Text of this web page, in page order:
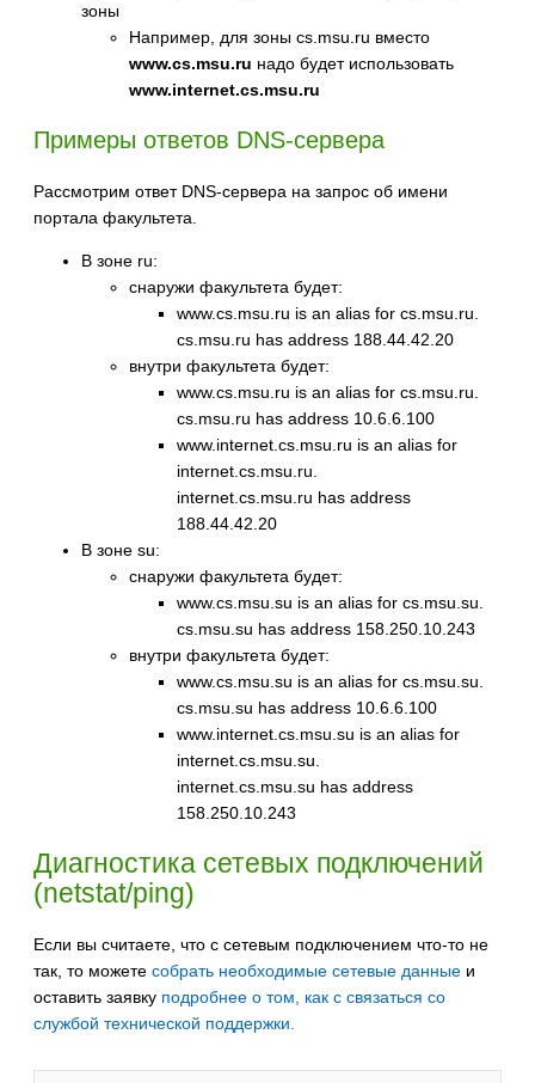
зоны
Например, для зоны cs.msu.ru вместо
www.cs.msu.ru надо будет использовать
www.internet.cs.msu.ru
Примеры ответов DNS-сервера
Рассмотрим ответ DNS-сервера на запрос об имени
портала факультета.
В зоне ru:
снаружи факультета будет:
www.cs.msu.ru is an alias for cs.msu.ru.
cs.msu.ru has address 188.44.42.20
внутри факультета будет:
www.cs.msu.ru is an alias for cs.msu.ru.
cs.msu.ru has address 10.6.6.100
www.internet.cs.msu.ru is an alias for
internet.cs.msu.ru.
internet.cs.msu.ru has address
188.44.42.20
В зоне su:
снаружи факультета будет:
www.cs.msu.su is an alias for cs.msu.su.
cs.msu.su has address 158.250.10.243
внутри факультета будет:
www.cs.msu.su is an alias for cs.msu.su.
cs.msu.su has address 10.6.6.100
www.internet.cs.msu.su is an alias for
internet.cs.msu.su.
internet.cs.msu.su has address
158.250.10.243
Диагностика сетевых подключений
(netstat/ping)
Если вы считаете, что с сетевым подключением что-то не
так, то можете собрать необходимые сетевые данные и
оставить заявку подробнее о том, как с связаться со
службой технической поддержки.